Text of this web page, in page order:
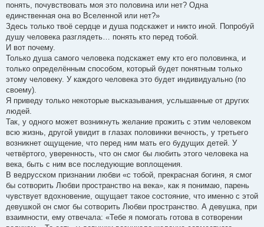
понять, почувствовать моя это половина или нет? Одна
единственная она во Вселенной или нет?»
Здесь только твоё сердце и душа подскажет и никто иной. Попробуй
душу человека разглядеть… понять кто перед тобой.
И вот почему.
Только душа самого человека подскажет ему кто его половинка, и
только определённым способом, который будет понятным только
этому человеку. У каждого человека это будет индивидуально (по
своему).
Я приведу только некоторые высказывания, услышанные от других
людей.
Так, у одного может возникнуть желание прожить с этим человеком
всю жизнь, другой увидит в глазах половинки вечность, у третьего
возникнет ощущение, что перед ним мать его будущих детей. У
четвёртого, уверенность, что он смог бы любить этого человека на
века, быть с ним все последующие воплощения.
В ведрусском признании любви «с тобой, прекрасная богиня, я смог
бы сотворить Любви пространство на века», как я понимаю, парень
чувствует вдохновение, ощущает такое состояние, что именно с этой
девушкой он смог бы сотворить Любви пространство. А девушка, при
взаимности, ему отвечала: «Тебе я помогать готова в сотворении